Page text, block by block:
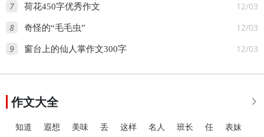
7 12/03
荷花450字优秀作文
8 12/03
奇怪的“毛毛虫”
9 12/03
窗台上的仙人掌作文300字

作文大全
知道 遐想 美味 丢 这样 名人 班长 任
表妹